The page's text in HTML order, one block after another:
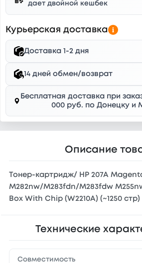
дает двойной кешбек
Курьерская доставка
Доставка 1-2 дня
14 дней обмен/возврат
Бесплатная доставка при
000 руб. по Донецку и
Описание
Тонер-картридж/ HP 207A
M282nw/M283fdn/M283fdw
Box With Chip (W2210A) (~1250 стр)
Технические
Совместимость